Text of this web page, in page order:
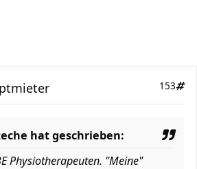
153
hat geschrieben:
Physiotherapeuten. "Meine"